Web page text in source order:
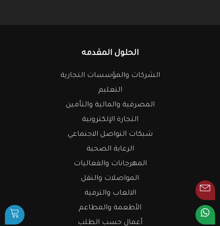
الحلول المقدمه
الشركات والمؤسسات التجارية
التعليم
المصرفية والمالية والتأمين
التجارة الإلكترونية
شبكات التواصل الاجتماعي
الرعاية الصحية
المهرجانات والفعاليات
المواصلات والنقل
الالعاب والترفية
الأطعمة والمطاعم
أعمال حسب الطلب